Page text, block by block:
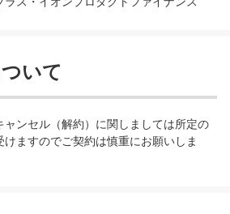
いて
ャンセル（解約）に関しましては所定の
ますのでご契約は慎重にお願いしま